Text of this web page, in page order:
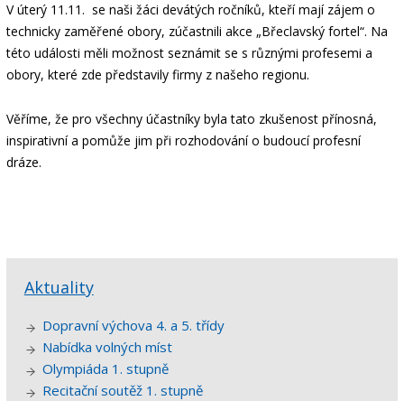
žákovská knížka
objednání obědů
V úterý 11.11. se naši žáci devátých ročníků, kteří mají zájem o
technicky zaměřené obory, zúčastnili akce „Břeclavský fortel“. Na
této události měli možnost seznámit se s různými profesemi a
obory, které zde představily firmy z našeho regionu.
Věříme, že pro všechny účastníky byla tato zkušenost přínosná,
inspirativní a pomůže jim při rozhodování o budoucí profesní
dráze.
Aktuality
Dopravní výchova 4. a 5. třídy
Nabídka volných míst
Olympiáda 1. stupně
Recitační soutěž 1. stupně